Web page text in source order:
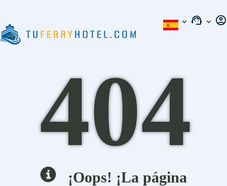
expand_more support_agent expand_more account_circle
404
¡Oops! ¡La página